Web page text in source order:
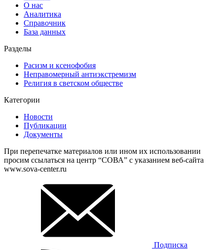
О нас
Аналитика
Справочник
База данных
Разделы
Расизм и ксенофобия
Неправомерный антиэкстремизм
Религия в светском обществе
Категории
Новости
Публикации
Документы
При перепечатке материалов или ином их использовании
просим ссылаться на центр “СОВА” с указанием веб-сайта
www.sova-center.ru
Подписка